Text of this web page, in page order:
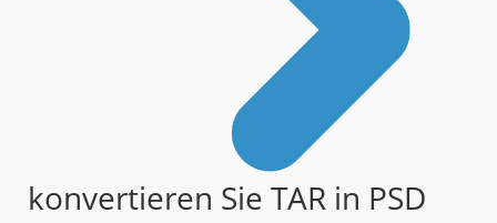
konvertieren Sie TAR in PSD